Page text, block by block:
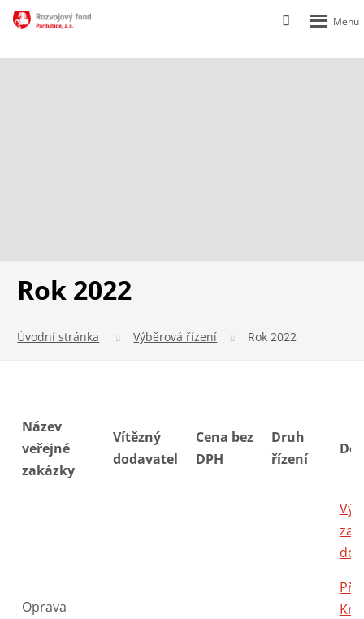
Vyhledávání
Rok 2022
Úvodní stránka Výběrová řízení Rok 2022
Název
veřejné
zakázky
Vítězný
dodavatel
Cena bez
DPH
Druh
řízení
Oprava